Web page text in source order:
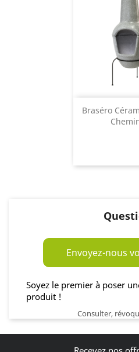
Braséro
Envoyez-nous
Soyez le premier à poser
produit !
Consulter,